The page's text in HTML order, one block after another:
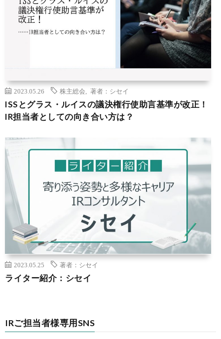
2023.05.26 株主総会 著者：シセイ
ISSとグラス・ルイスの議決権行使助言基準が改正！
IR担当者としての向き合い方は？
2023.05.25 著者：シセイ
ライター紹介：シセイ
IRご担当者様専用SNS